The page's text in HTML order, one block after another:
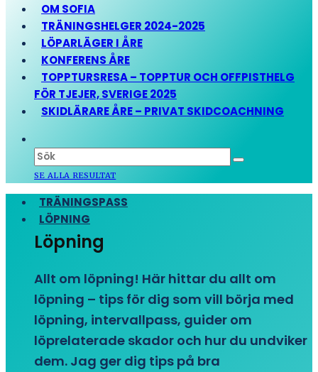
OM SOFIA
TRÄNINGSHELGER 2024-2025
LÖPARLÄGER I ÅRE
KONFERENS ÅRE
TOPPTURSRESA – TOPPTUR OCH OFFPISTHELG
FÖR TJEJER, SVERIGE 2025
SKIDLÄRARE ÅRE – PRIVAT SKIDCOACHNING
SE ALLA RESULTAT
TRÄNINGSPASS
LÖPNING
Löpning
Allt om löpning! Här hittar du allt om
löpning – tips för dig som vill börja med
löpning, intervallpass, guider om
löprelaterade skador och hur du undviker
dem. Jag ger dig tips på bra